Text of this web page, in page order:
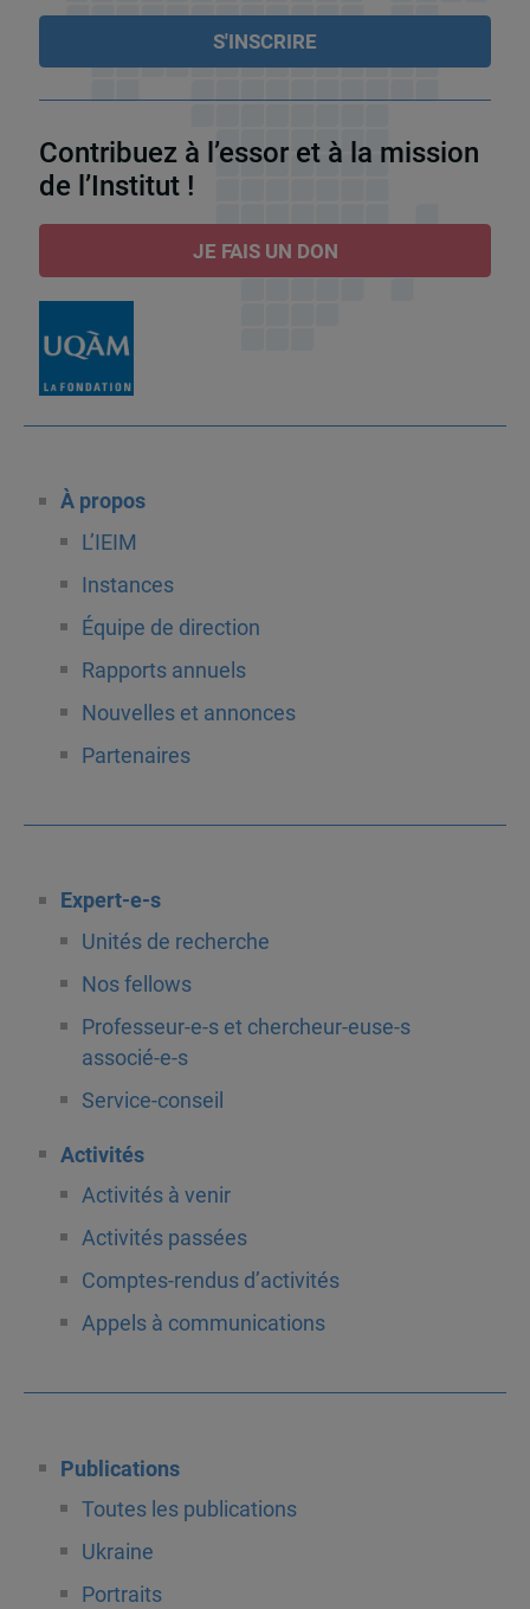
Contribuez à l’essor et à la mission
de l’Institut !
JE FAIS UN DON
À propos
L’IEIM
Instances
Équipe de direction
Rapports annuels
Nouvelles et annonces
Partenaires
Expert-e-s
Unités de recherche
Nos fellows
Professeur-e-s et chercheur-euse-s
associé-e-s
Service-conseil
Activités
Activités à venir
Activités passées
Comptes-rendus d’activités
Appels à communications
Publications
Toutes les publications
Ukraine
Portraits